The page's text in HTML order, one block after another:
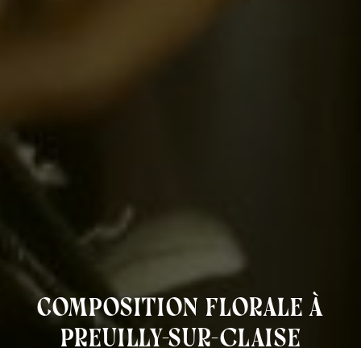
composition florale à
Preuilly-sur-Claise